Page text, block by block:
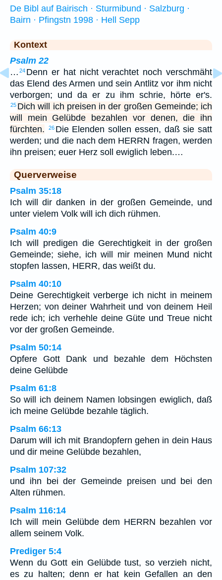
De Bibl auf Bairisch · Sturmibund · Salzburg ·
Bairn · Pfingstn 1998 · Hell Sepp
Kontext
Psalm 22
… 24 Denn er hat nicht verachtet noch verschmäht
das Elend des Armen und sein Antlitz vor ihm nicht
verborgen; und da er zu ihm schrie, hörte er's.
25 Dich will ich preisen in der großen Gemeinde; ich
will mein Gelübde bezahlen vor denen, die ihn
fürchten.
26 Die Elenden sollen essen, daß sie satt
werden; und die nach dem HERRN fragen, werden
ihn preisen; euer Herz soll ewiglich leben.…
Querverweise
Psalm 35:18
Ich will dir danken in der großen Gemeinde, und
unter vielem Volk will ich dich rühmen.
Psalm 40:9
Ich will predigen die Gerechtigkeit in der großen
Gemeinde; siehe, ich will mir meinen Mund nicht
stopfen lassen, HERR, das weißt du.
Psalm 40:10
Deine Gerechtigkeit verberge ich nicht in meinem
Herzen; von deiner Wahrheit und von deinem Heil
rede ich; ich verhehle deine Güte und Treue nicht
vor der großen Gemeinde.
Psalm 50:14
Opfere Gott Dank und bezahle dem Höchsten
deine Gelübde
Psalm 61:8
So will ich deinem Namen lobsingen ewiglich, daß
ich meine Gelübde bezahle täglich.
Psalm 66:13
Darum will ich mit Brandopfern gehen in dein Haus
und dir meine Gelübde bezahlen,
Psalm 107:32
und ihn bei der Gemeinde preisen und bei den
Alten rühmen.
Psalm 116:14
Ich will mein Gelübde dem HERRN bezahlen vor
allem seinem Volk.
Prediger 5:4
Wenn du Gott ein Gelübde tust, so verzieh nicht,
es zu halten; denn er hat kein Gefallen an den